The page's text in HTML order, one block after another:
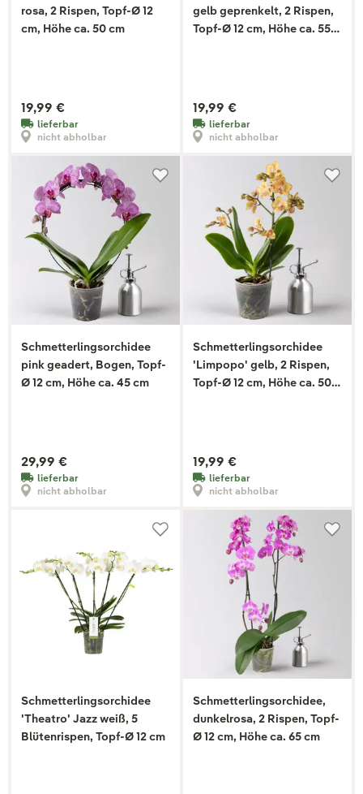
rosa, 2 Rispen, Topf-Ø 12
cm, Höhe ca. 50 cm
19,99 €
lieferbar
nicht abholbar
gelb geprenkelt, 2 Rispen,
Topf-Ø 12 cm, Höhe ca. 55
19,99 €
lieferbar
nicht abholbar
Schmetterlingsorchidee
pink geadert, Bogen, Topf-
Ø 12 cm, Höhe ca. 45 cm
29,99 €
lieferbar
nicht abholbar
Schmetterlingsorchidee
'Limpopo' gelb, 2 Rispen,
Topf-Ø 12 cm, Höhe ca. 50
19,99 €
lieferbar
nicht abholbar
Schmetterlingsorchidee
'Theatro' Jazz weiß, 5
Blütenrispen, Topf-Ø 12 cm
Schmetterlingsorchidee,
dunkelrosa, 2 Rispen, Topf-
Ø 12 cm, Höhe ca. 65 cm